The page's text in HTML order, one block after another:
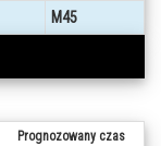
M45
Prognozowany czas